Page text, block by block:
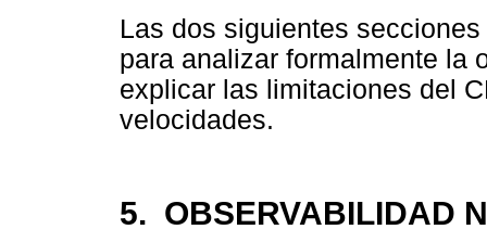
Las dos siguientes
para analizar formalmente la
explicar las limitaciones del
velocidades.
5. OBSERVABILIDAD